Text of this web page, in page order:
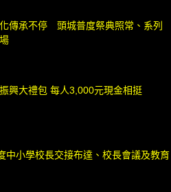
傳承不停 頭城普度祭典照常、系列
興大禮包 每人3,000元現金相挺
中小學校長交接布達、校長會議及教育